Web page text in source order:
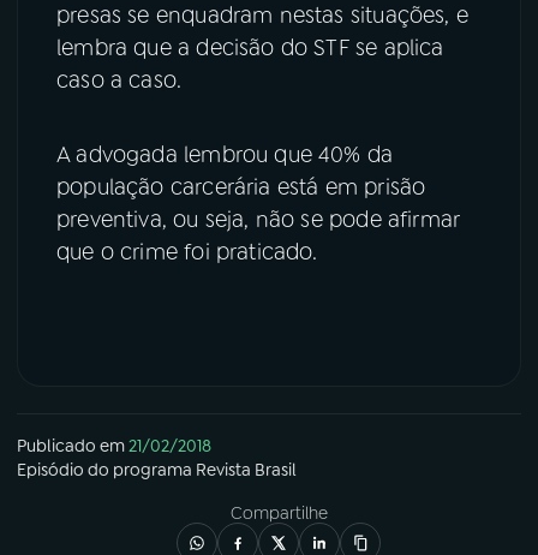
presas se enquadram nestas situações, e
lembra que a decisão do STF se aplica
caso a caso.
A advogada lembrou que 40% da
população carcerária está em prisão
preventiva, ou seja, não se pode afirmar
que o crime foi praticado.
Publicado em21/02/2018
Episódio do programa Revista Brasil
Compartilhe